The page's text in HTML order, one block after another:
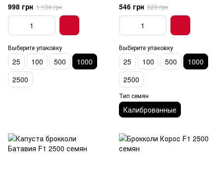
998 грн 1 134 грн
Выберите упаковку
25 100 500
1000
2500
546 грн 620 грн
Выберите упаковку
25 100 500
1000
2500
Тип семян
Калиброванные